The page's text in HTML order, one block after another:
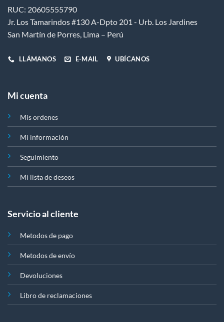
la
página
de
la
RUC: 20605555790
Jr. Los Tamarindos #130 A-Dpto 201 - Urb. Los Jardines
San Martín de Porres, Lima – Perú
LLÁMANOS E-MAIL UBÍCANOS
Mi cuenta
Mis ordenes
Mi información
Seguimiento
Mi lista de deseos
Servicio al cliente
Metodos de pago
Metodos de envío
Devoluciones
Libro de reclamaciones